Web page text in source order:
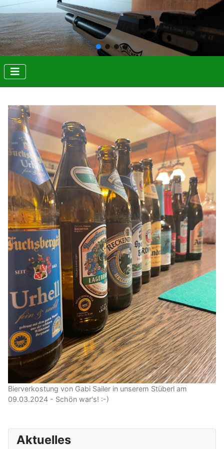
Aktuelles
Bierverkostung von Gabi Sailer in unserem Stüberl am
09.03.2024 - Schön war's! :-)